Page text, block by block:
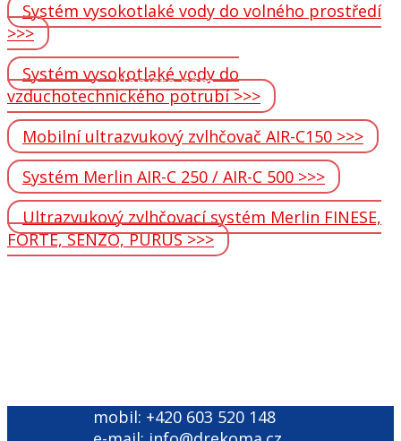
Systém vysokotlaké vody do volného prostředí
>>>
Systém vysokotlaké vody do
vzduchotechnického potrubí >>>
Mobilní ultrazvukový zvlhčovač AIR-C150 >>>
Systém Merlin AIR-C 250 / AIR-C 500 >>>
Ultrazvukový zvlhčovací systém Merlin FINESE,
FORTE, SENZO, PURUS >>>
mobil: +420 603 520 148
Napište nám